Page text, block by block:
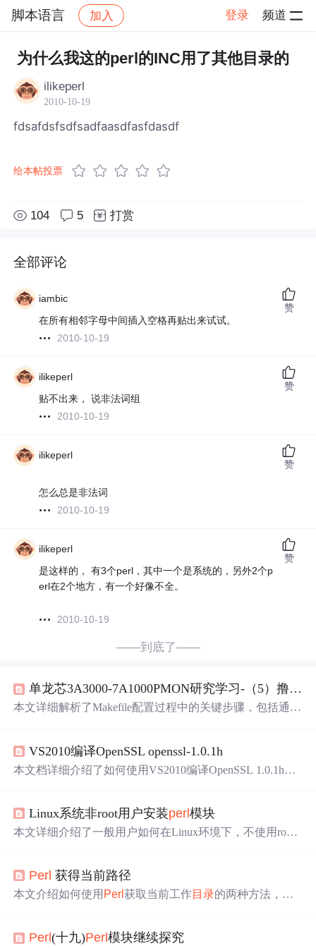
脚本语言 加入 登录 频道
社区 脚本语言 帖子详情
为什么我这的perl的INC用了其他目录的
ilikeperl
2010-10-19
fdsafdsfsdfsadfaasdfasfdasdf
给本帖投票
104 5 打赏
全部评论
iambic
在所有相邻字母中间插入空格再贴出来试试。
2010-10-19
赞
ilikeperl
贴不出来， 说非法词组
2010-10-19
赞
ilikeperl
怎么总是非法词
2010-10-19
赞
ilikeperl
是这样的， 有3个perl，其中一个是系统的，另外2个p
erl在2个地方，有一个好像不全。
2010-10-19
赞
——到底了——
单龙芯3A3000-7A1000PMON研究学习-（5）撸起袖子干-Makefile.inc（b）
本文详细解析了Makefile配置过程中的关键步骤，包括通过
VS2010编译OpenSSL openssl-1.0.1h
本文档详细介绍了如何使用VS2010编译OpenSSL 1.0.1h版
行不同的Configure命令。然后执行msdo_ms.bat和nmake -f
mst.mak进行编译。完成编译后，会在OpenSSL根目录下生
Linux系统非root用户安装perl模块
本文详细介绍了一般用户如何在Linux环境下，不使用root
Perl 获得当前路径
本文介绍如何使用 Perl获取当前工作目录的两种方法，并
Perl(十九)Perl模块继续探究